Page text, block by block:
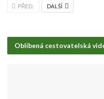
PŘED. DALŠÍ
Oblíbená cestovatelská